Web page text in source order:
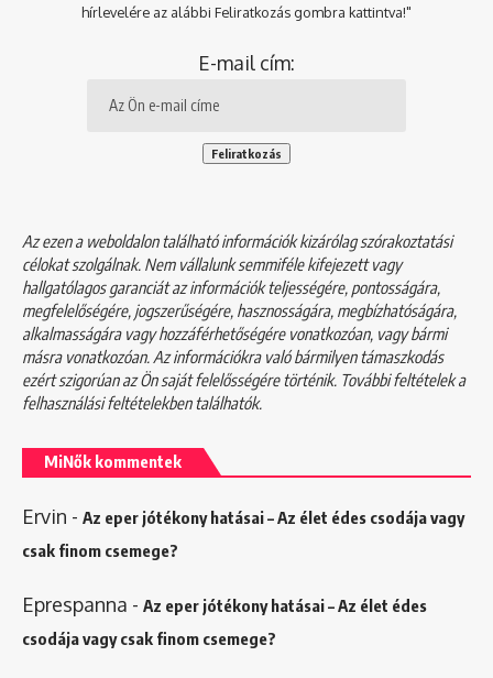
hírlevelére az alábbi Feliratkozás gombra kattintva!"
E-mail cím:
Az ezen a weboldalon található információk kizárólag szórakoztatási
célokat szolgálnak. Nem vállalunk semmiféle kifejezett vagy
hallgatólagos garanciát az információk teljességére, pontosságára,
megfelelőségére, jogszerűségére, hasznosságára, megbízhatóságára,
alkalmasságára vagy hozzáférhetőségére vonatkozóan, vagy bármi
másra vonatkozóan. Az információkra való bármilyen támaszkodás
ezért szigorúan az Ön saját felelősségére történik. További feltételek a
felhasználási feltételekbentalálhatók.
MiNők kommentek
Ervin - Az eper jótékony hatásai – Az élet édes csodája vagy
csak finom csemege?
Eprespanna - Az eper jótékony hatásai – Az élet édes
csodája vagy csak finom csemege?